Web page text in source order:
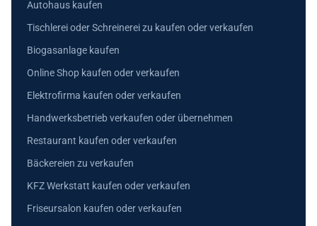
Autohaus kaufen
Tischlerei oder Schreinerei zu kaufen oder verkaufen
Biogasanlage kaufen
Online Shop kaufen oder verkaufen
Elektrofirma kaufen oder verkaufen
Handwerksbetrieb verkaufen oder übernehmen
Restaurant kaufen oder verkaufen
Bäckereien zu verkaufen
KFZ Werkstatt kaufen oder verkaufen
Friseursalon kaufen oder verkaufen